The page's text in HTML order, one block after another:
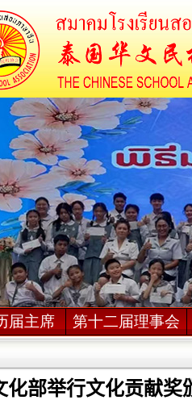
届主席 第十二届理事会
化部举行文化贡献奖